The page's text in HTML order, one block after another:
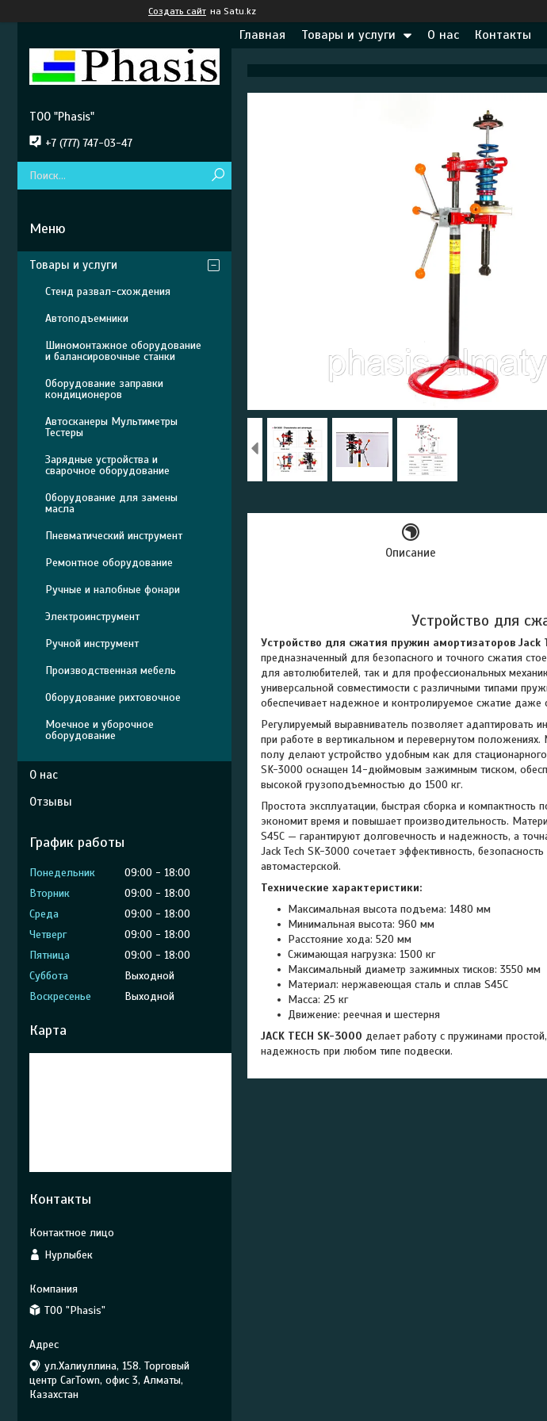
Создать сайт на Satu.kz
Главная Товары и услуги О нас Контакты
Описание
Устройство для
Устройство для сжатия пружин амортизаторов Jack
предназначенный для безопасного и точного сжатия
для автолюбителей, так и для профессиональных
универсальной совместимости с различными типами
обеспечивает надежное и контролируемое сжатие даже
Регулируемый выравниватель позволяет адаптировать
при работе в вертикальном и перевернутом
полу делают устройство удобным как для
SK-3000 оснащен 14-дюймовым зажимным тиском,
высокой грузоподъемностью до 1500 кг.
Простота эксплуатации, быстрая сборка и
экономит время и повышает производительность.
S45C — гарантируют долговечность и надежность, а
Jack Tech SK-3000 сочетает эффективность,
автомастерской.
Технические характеристики:
Максимальная высота подъема: 1480 мм
Минимальная высота: 960 мм
Расстояние хода: 520 мм
Сжимающая нагрузка: 1500 кг
Максимальный диаметр зажимных тисков: 3550 мм
Материал: нержавеющая сталь и сплав S45C
Масса: 25 кг
Движение: реечная и шестерня
JACK TECH SK-3000 делает работу с пружинами
надежность при любом типе подвески.
ТОО "Phasis"
+7 (777) 747-03-47
Товары и услуги
Стенд развал-схождения
Автоподъемники
Шиномонтажное оборудование
и балансировочные станки
Оборудование заправки
кондиционеров
Автосканеры Мультиметры
Тестеры
Зарядные устройства и
сварочное оборудование
Оборудование для замены
масла
Пневматический инструмент
Ремонтное оборудование
Ручные и налобные фонари
Электроинструмент
Ручной инструмент
Производственная мебель
Оборудование рихтовочное
Моечное и уборочное
оборудование
О нас
Отзывы
График работы
Понедельник 09:00
18:00
Вторник
09:00
18:00
Среда
09:00
18:00
Четверг
09:00
18:00
Пятница
09:00
18:00
Суббота
Выходной
Воскресенье
Выходной
Карта
Контакты
Нурлыбек
ТОО "Phasis"
ул.Халиуллина, 158. Торговый
центр CarTown, офис 3, Алматы,
Казахстан